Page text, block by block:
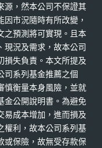
源，然本公司不保證其
市況隨時有所改變，
之預測將可實現。且本
現況及需求，故本公司
損失負責。本文所提及
司系列基金推薦之個
慎衡量本身風險，並就
金公開說明書。為避免
易成本增加，進而損及
權利，故本公司系列基
或保險，故無受存款保